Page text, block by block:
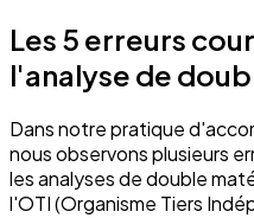
Les 5 erreurs
l'analyse de
Dans notre pratique
nous observons plusieurs
les analyses de double
l'OTI (Organisme Tiers